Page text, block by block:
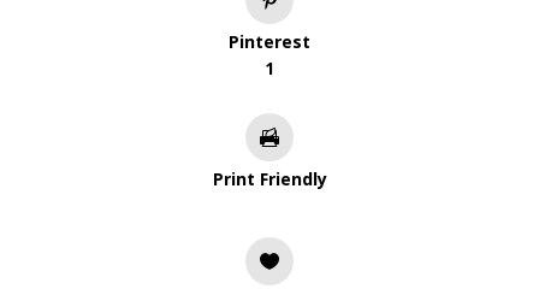
Pinterest
1
Print Friendly